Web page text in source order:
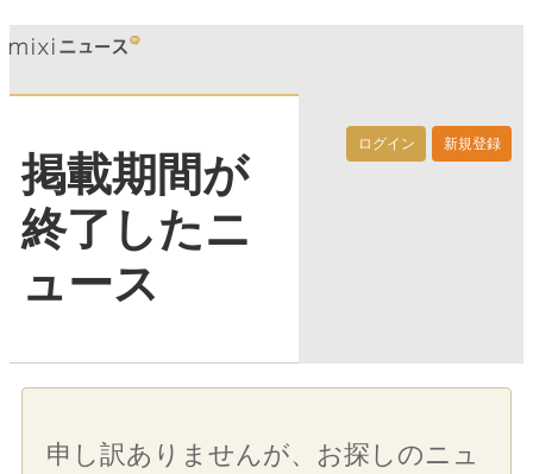
ログイン 新規登録
掲載期間が
終了したニ
ュース
申し訳ありませんが、お探しのニュ